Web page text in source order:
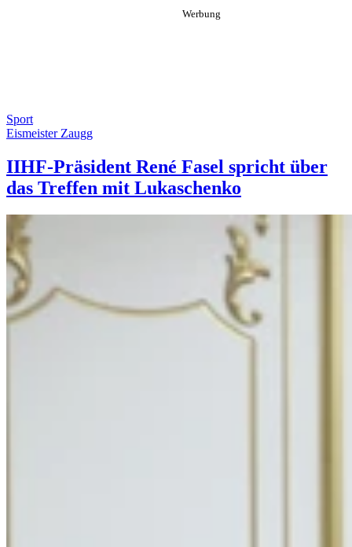
Sport
Eismeister Zaugg
IIHF-Präsident René Fasel spricht über
das Treffen mit Lukaschenko